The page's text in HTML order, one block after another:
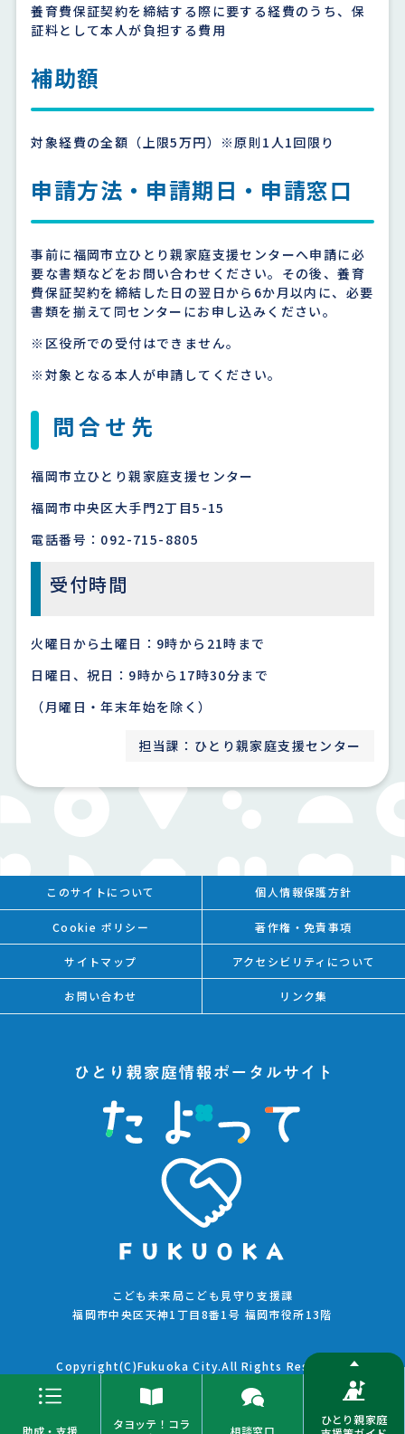
養育費保証契約を締結する際に要する経費のうち、保
証料として本人が負担する費用
補助額
対象経費の全額（上限5万円）※原則1人1回限り
申請方法・申請期日・申請窓口
事前に福岡市立ひとり親家庭支援センターへ申請に必
要な書類などをお問い合わせください。その後、養育
費保証契約を締結した日の翌日から6か月以内に、必要
書類を揃えて同センターにお申し込みください。
※区役所での受付はできません。
※対象となる本人が申請してください。
問合せ先
福岡市立ひとり親家庭支援センター
福岡市中央区大手門2丁目5-15
電話番号：092-715-8805
受付時間
火曜日から土曜日：9時から21時まで
日曜日、祝日：9時から17時30分まで
（月曜日・年末年始を除く）
担当課：ひとり親家庭支援センター
助成・支援
タヨッテ！コラ
相談窓口
ひとり親家庭
このサイトについて 個人情報保護方針
Cookie ポリシー 著作権・免責事項
サイトマップ アクセシビリティについて
お問い合わせ リンク集
こども未来局こども見守り支援課
福岡市中央区天神1丁目8番1号 福岡市役所13階
Copyright(C)Fukuoka City.All Rights Reserved.